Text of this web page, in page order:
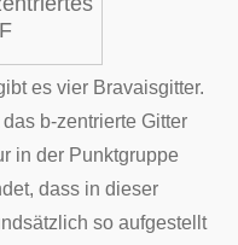
es vier Bravaisgitter.
b-zentrierte Gitter
in der Punktgruppe
dass in dieser
so aufgestellt